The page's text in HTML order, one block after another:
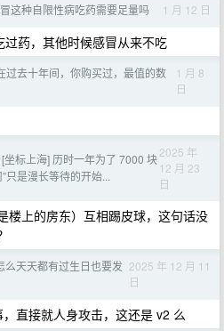
这种自限性病吃药需要足量吗 1 月 12 日
药，其他时候感冒从来不吃
过去十年间，你购买过，最值的数
1 月 8
日
[坐标上海] 历时一年为了 7000 块
只是漫长等待的开始...
2025 年
12 月 23
日
楼上的房东）互相踢皮球，这句话没
么天天都有过生日也要发 2025 年 12 月 11
日
直接就人身攻击，这还是 v2 么